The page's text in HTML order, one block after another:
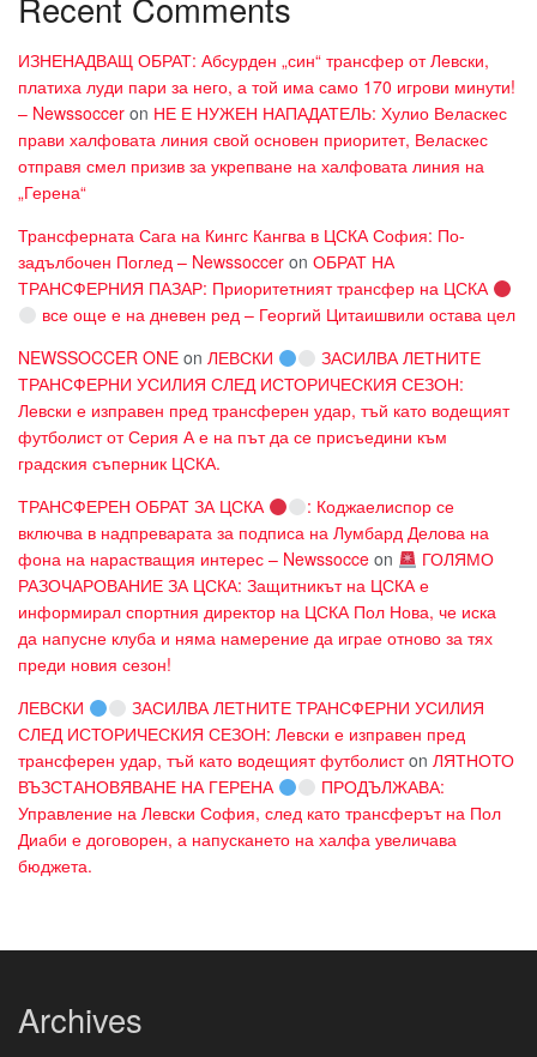
ИЗНЕНАДВАЩ ОБРАТ: Абсурден „син“ трансфер от Левски,
платиха луди пари за него, а той има само 170 игрови минути!
– Newssoccer on НЕ Е НУЖЕН НАПАДАТЕЛЬ: Хулио Веласкес
прави халфовата линия свой основен приоритет, Веласкес
отправя смел призив за укрепване на халфовата линия на
„Герена“
Трансферната Сага на Кингс Кангва в ЦСКА София: По-
задълбочен Поглед – Newssoccer on ОБРАТ НА
ТРАНСФЕРНИЯ ПАЗАР: Приоритетният трансфер на ЦСКА
все още е на дневен ред – Георгий Цитаишвили остава цел
NEWSSOCCER ONE on ЛЕВСКИ
ЗАСИЛВА ЛЕТНИТЕ
ТРАНСФЕРНИ УСИЛИЯ СЛЕД ИСТОРИЧЕСКИЯ СЕЗОН:
Левски е изправен пред трансферен удар, тъй като водещият
футболист от Серия А е на път да се присъедини към
градския съперник ЦСКА.
ТРАНСФЕРЕН ОБРАТ ЗА ЦСКА
: Коджаелиспор се
включва в надпреварата за подписа на Лумбард Делова на
фона на нарастващия интерес – Newssocce on
ГОЛЯМО
РАЗОЧАРОВАНИЕ ЗА ЦСКА: Защитникът на ЦСКА е
информирал спортния директор на ЦСКА Пол Нова, че иска
да напусне клуба и няма намерение да играе отново за тях
преди новия сезон!
ЛЕВСКИ
ЗАСИЛВА ЛЕТНИТЕ ТРАНСФЕРНИ УСИЛИЯ
СЛЕД ИСТОРИЧЕСКИЯ СЕЗОН: Левски е изправен пред
трансферен удар, тъй като водещият футболистon ЛЯТНОТО
ВЪЗСТАНОВЯВАНЕ НА ГЕРЕНА
ПРОДЪЛЖАВА:
Управление на Левски София, след като трансферът на Пол
Диаби е договорен, а напускането на халфа увеличава
бюджета.
Archives